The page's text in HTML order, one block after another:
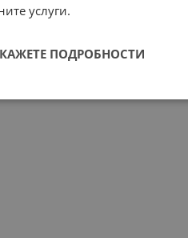
услуги.
ПОДРОБНОСТИ